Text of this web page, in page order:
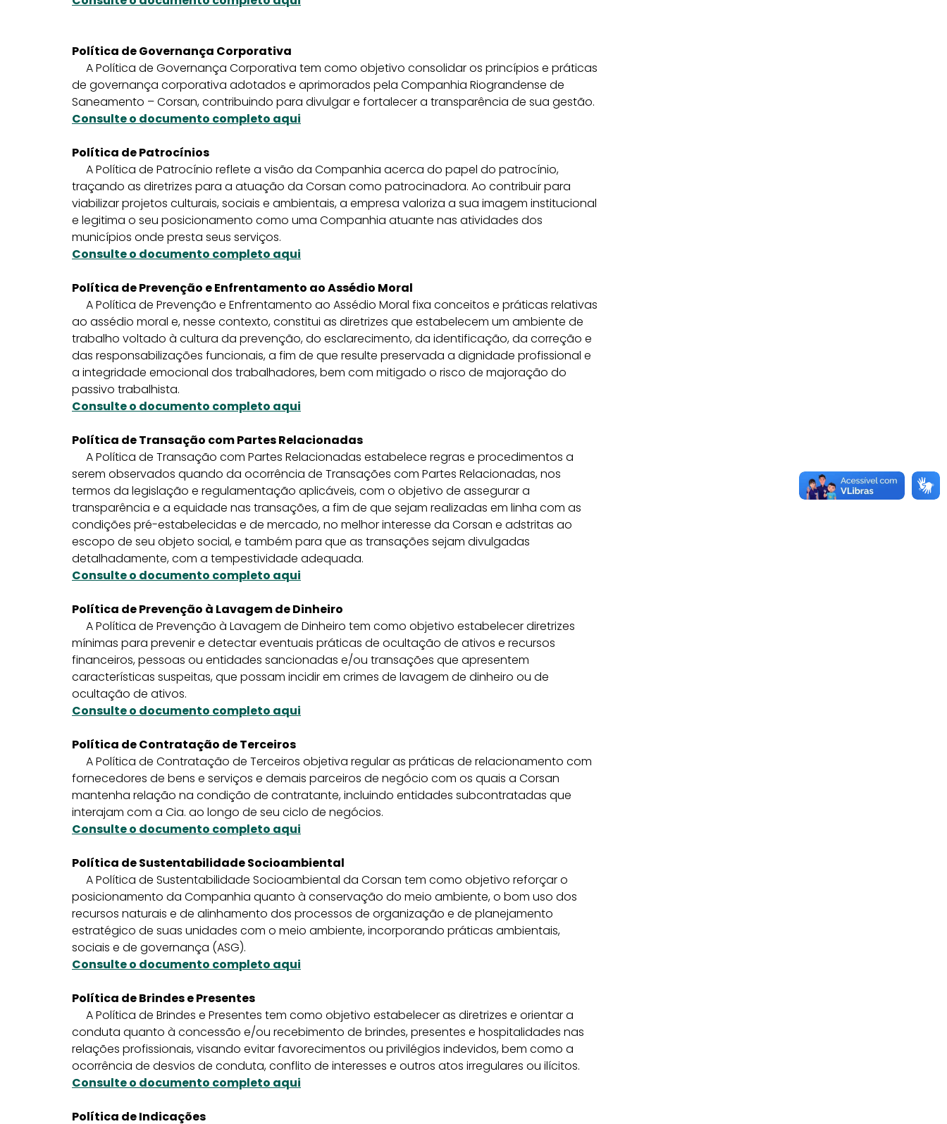
Política de Governança Corporativa
A Política de Governança Corporativa tem como objetivo consolidar os princípios e práticas
de governança corporativa adotados e aprimorados pela Companhia Riograndense de
Saneamento – Corsan, contribuindo para divulgar e fortalecer a transparência de sua gestão.
Consulte o documento completo aqui
Política de Patrocínios
A Política de Patrocínio reflete a visão da Companhia acerca do papel do patrocínio,
traçando as diretrizes para a atuação da Corsan como patrocinadora. Ao contribuir para
viabilizar projetos culturais, sociais e ambientais, a empresa valoriza a sua imagem institucional
e legitima o seu posicionamento como uma Companhia atuante nas atividades dos
municípios onde presta seus serviços.
Consulte o documento completo aqui
Política de Prevenção e Enfrentamento ao Assédio Moral
A Política de Prevenção e Enfrentamento ao Assédio Moral fixa conceitos e práticas relativas
ao assédio moral e, nesse contexto, constitui as diretrizes que estabelecem um ambiente de
trabalho voltado à cultura da prevenção, do esclarecimento, da identificação, da correção e
das responsabilizações funcionais, a fim de que resulte preservada a dignidade profissional e
a integridade emocional dos trabalhadores, bem com mitigado o risco de majoração do
passivo trabalhista.
Consulte o documento completo aqui
Política de Transação com Partes Relacionadas
A Política de Transação com Partes Relacionadas estabelece regras e procedimentos a
serem observados quando da ocorrência de Transações com Partes Relacionadas, nos
termos da legislação e regulamentação aplicáveis, com o objetivo de assegurar a
transparência e a equidade nas transações, a fim de que sejam realizadas em linha com as
condições pré-estabelecidas e de mercado, no melhor interesse da Corsan e adstritas ao
escopo de seu objeto social, e também para que as transações sejam divulgadas
detalhadamente, com a tempestividade adequada.
Consulte o documento completo aqui
Política de Prevenção à Lavagem de Dinheiro
A Política de Prevenção à Lavagem de Dinheiro tem como objetivo estabelecer diretrizes
mínimas para prevenir e detectar eventuais práticas de ocultação de ativos e recursos
financeiros, pessoas ou entidades sancionadas e/ou transações que apresentem
características suspeitas, que possam incidir em crimes de lavagem de dinheiro ou de
ocultação de ativos.
Consulte o documento completo aqui
Política de Contratação de Terceiros
A Política de Contratação de Terceiros objetiva regular as práticas de relacionamento com
fornecedores de bens e serviços e demais parceiros de negócio com os quais a Corsan
mantenha relação na condição de contratante, incluindo entidades subcontratadas que
interajam com a Cia. ao longo de seu ciclo de negócios.
Consulte o documento completo aqui
Política de Sustentabilidade Socioambiental
A Política de Sustentabilidade Socioambiental da Corsan tem como objetivo reforçar o
posicionamento da Companhia quanto à conservação do meio ambiente, o bom uso dos
recursos naturais e de alinhamento dos processos de organização e de planejamento
estratégico de suas unidades com o meio ambiente, incorporando práticas ambientais,
sociais e de governança (ASG).
Consulte o documento completo aqui
Política de Brindes e Presentes
A Política de Brindes e Presentes tem como objetivo estabelecer as diretrizes e orientar a
conduta quanto à concessão e/ou recebimento de brindes, presentes e hospitalidades nas
relações profissionais, visando evitar favorecimentos ou privilégios indevidos, bem como a
ocorrência de desvios de conduta, conflito de interesses e outros atos irregulares ou ilícitos.
Consulte o documento completo aqui
Política de Indicações